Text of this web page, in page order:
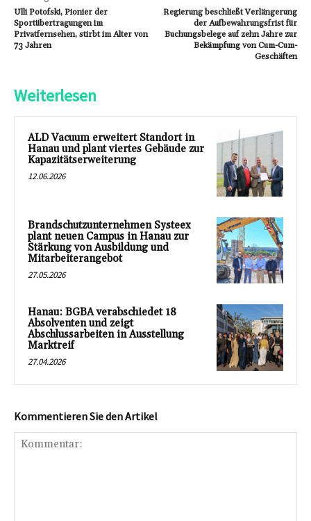
Ulli Potofski, Pionier der
Sportübertragungen im
Privatfernsehen, stirbt im Alter von
73 Jahren
Regierung beschließt Verlängerung
der Aufbewahrungsfrist für
Buchungsbelege auf zehn Jahre zur
Bekämpfung von Cum-Cum-
Geschäften
Weiterlesen
ALD Vacuum erweitert Standort in
Hanau und plant viertes Gebäude zur
Kapazitätserweiterung
12.06.2026
Brandschutzunternehmen Systeex
plant neuen Campus in Hanau zur
Stärkung von Ausbildung und
Mitarbeiterangebot
27.05.2026
Hanau: BGBA verabschiedet 18
Absolventen und zeigt
Abschlussarbeiten in Ausstellung
Marktreif
27.04.2026
Kommentieren Sie den Artikel